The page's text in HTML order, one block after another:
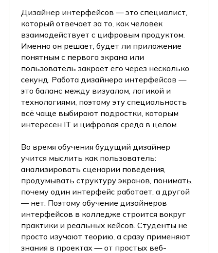
Дизайнер интерфейсов — это специалист,
который отвечает за то, как человек
взаимодействует с цифровым продуктом.
Именно он решает, будет ли приложение
понятным с первого экрана или
пользователь закроет его через несколько
секунд. Работа дизайнера интерфейсов —
это баланс между визуалом, логикой и
технологиями, поэтому эту специальность
всё чаще выбирают подростки, которым
интересен IT и цифровая среда в целом.
Во время обучения будущий дизайнер
учится мыслить как пользователь:
анализировать сценарии поведения,
продумывать структуру экранов, понимать,
почему один интерфейс работает, а другой
— нет. Поэтому обучение дизайнеров
интерфейсов в колледже строится вокруг
практики и реальных кейсов. Студенты не
просто изучают теорию, а сразу применяют
знания в проектах — от простых веб-